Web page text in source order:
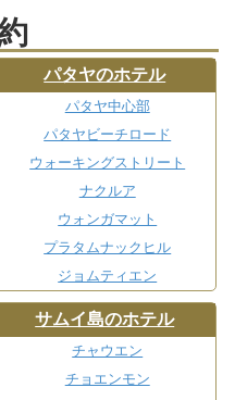
パタヤのホテル
パタヤ中心部
パタヤビーチロード
ウォーキングストリート
ナクルア
ウォンガマット
プラタムナックヒル
ジョムティエン
サムイ島のホテル
チャウエン
チョエンモン